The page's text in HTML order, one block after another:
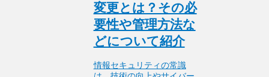
変更とは？その必
要性や管理方法な
どについて紹介
情報セキュリティの常識